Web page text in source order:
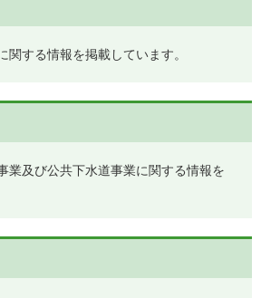
関する情報を掲載しています。
業及び公共下水道事業に関する情報を